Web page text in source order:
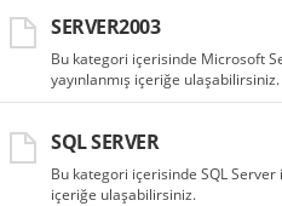
SERVER2003
Bu kategori içerisinde Microsoft
yayınlanmış içeriğe ulaşabilirsiniz.
SQL SERVER
Bu kategori içerisinde SQL Server
içeriğe ulaşabilirsiniz.